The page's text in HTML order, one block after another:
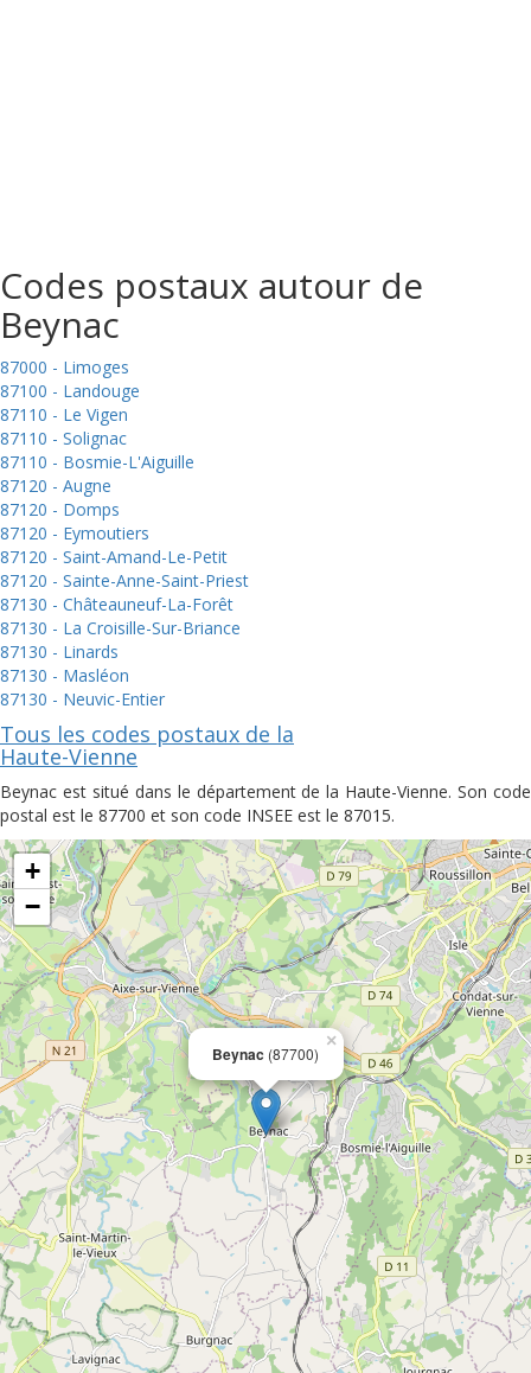
Codes postaux autour de
Beynac
87000 - Limoges
87100 - Landouge
87110 - Le Vigen
87110 - Solignac
87110 - Bosmie-L'Aiguille
87120 - Augne
87120 - Domps
87120 - Eymoutiers
87120 - Saint-Amand-Le-Petit
87120 - Sainte-Anne-Saint-Priest
87130 - Châteauneuf-La-Forêt
87130 - La Croisille-Sur-Briance
87130 - Linards
87130 - Masléon
87130 - Neuvic-Entier
Tous les codes postaux de la
Haute-Vienne
Beynac est situé dans le département de la Haute-Vienne. Son code
postal est le 87700 et son code INSEE est le 87015.
Beynac (87700)
×
+
−